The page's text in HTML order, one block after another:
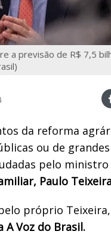
a previsão de R$ 7,5
da reforma
ou de
pelo ministro
Paulo
próprio
Voz do Brasil.